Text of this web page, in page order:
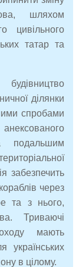
шляхом
цивільного
татар та
ділянки
спробами
подальшим
забезпечить
через
та з нього,
Триваючі
мають
українських
в цілому.